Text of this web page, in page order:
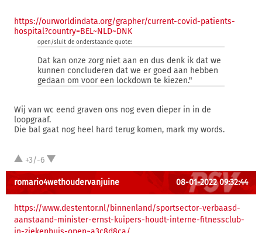
https://ourworldindata.org/grapher/current-covid-patients-
hospital?country=BEL~NLD~DNK
open/sluit de onderstaande quote:
Dat kan onze zorg niet aan en dus denk ik dat we
kunnen concluderen dat we er goed aan hebben
gedaan om voor een lockdown te kiezen."
Wij van wc eend graven ons nog even dieper in in de
loopgraaf.
Die bal gaat nog heel hard terug komen, mark my words.
+3/-6
romario4wethoudervanjuine 08-01-2022 09:32:44
https://www.destentor.nl/binnenland/sportsector-verbaasd-
aanstaand-minister-ernst-kuipers-houdt-interne-fitnessclub-